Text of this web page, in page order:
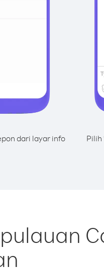
dari layar info
Pilih